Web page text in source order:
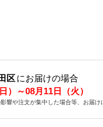
区にお届けの場合
）～08月11日（火）
響や注文が集中した場合等、お届け